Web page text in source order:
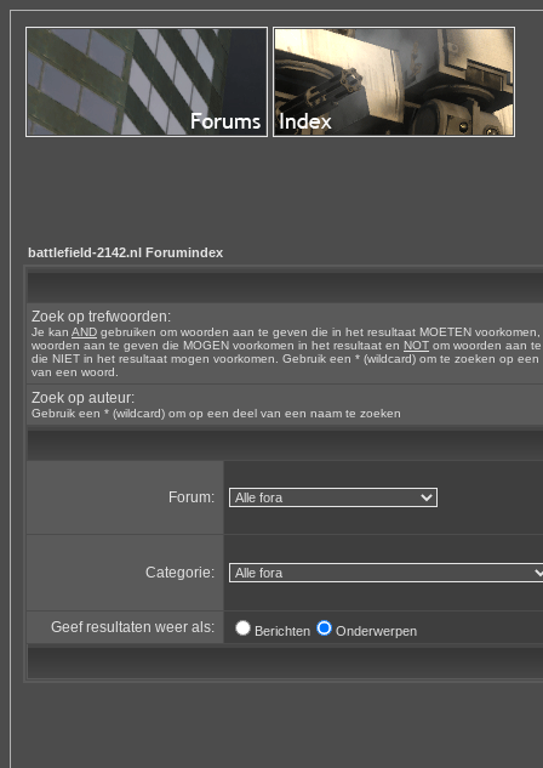
battlefield-2142.nl Forumindex
Zoek op trefwoorden:
Je kan AND gebruiken om woorden aan te geven die in het resultaat MOETEN voorkomen,
woorden aan te geven die MOGEN voorkomen in het resultaat en NOT om woorden aan
die NIET in het resultaat mogen voorkomen. Gebruik een * (wildcard) om te zoeken op een
van een woord.
Zoek op auteur:
Gebruik een * (wildcard) om op een deel van een naam te zoeken
Forum:
Categorie:
Geef resultaten weer als: Berichten Onderwerpen